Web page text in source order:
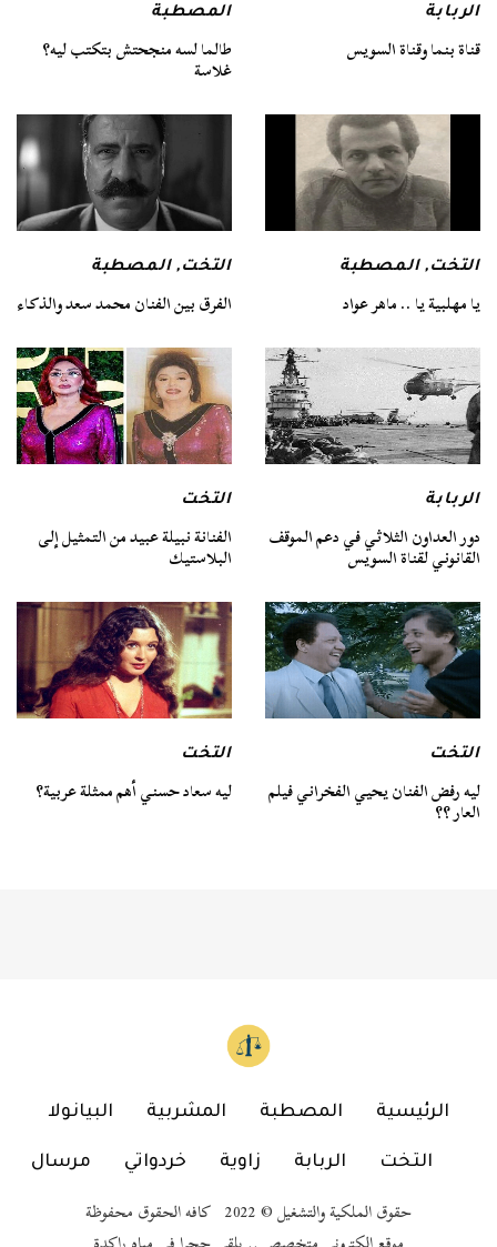
الربابة
قناة بنما وقناة السويس
المصطبة
طالما لسه منجحتش بتكتب ليه؟
غلاسة
التخت,المصطبة
يا مهلبية يا .. ماهر عواد
التخت,المصطبة
الفرق بين الفنان محمد سعد والذكاء
الربابة
دور العداون الثلاثي في دعم الموقف
القانوني لقناة السويس
التخت
الفنانة نبيلة عبيد من التمثيل إلى
البلاستيك
التخت
ليه رفض الفنان يحيي الفخراني فيلم
العار ؟؟
التخت
ليه سعاد حسني أهم ممثلة عربية؟
الرئيسية المصطبة المشربية البيانولا
التخت الربابة زاوية خردواتي مرسال
حقوق الملكية والتشغيل © 2022 كافه الحقوق محفوظة